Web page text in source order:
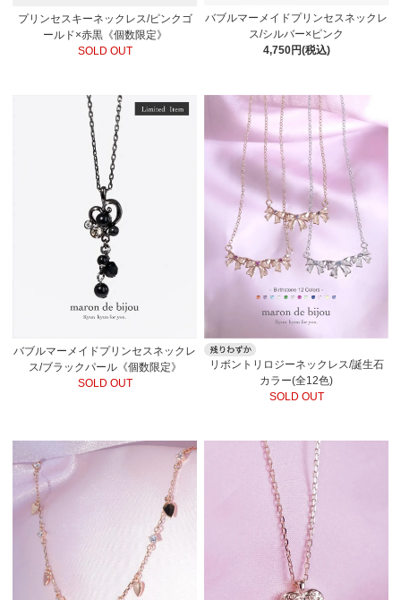
プリンセスキーネックレス/ピンクゴ
ールド×赤黒《個数限定》
SOLD OUT
バブルマーメイドプリンセスネックレ
ス/シルバー×ピンク
4,750円(税込)
バブルマーメイドプリンセスネックレ
ス/ブラックパール《個数限定》
SOLD OUT
リボントリロジーネックレス/誕生石
カラー(全12色)
SOLD OUT